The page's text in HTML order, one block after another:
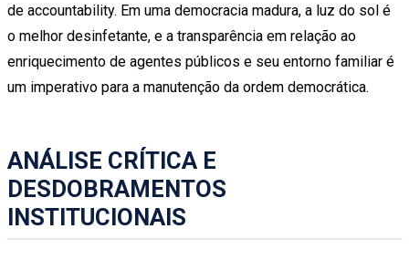
de accountability. Em uma democracia madura, a luz do sol é
o melhor desinfetante, e a transparência em relação ao
enriquecimento de agentes públicos e seu entorno familiar é
um imperativo para a manutenção da ordem democrática.
ANÁLISE CRÍTICA E
DESDOBRAMENTOS
INSTITUCIONAIS